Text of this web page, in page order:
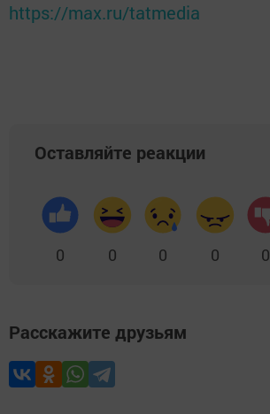
https://max.ru/tatmedia
Оставляйте реакции
0 0 0 0 0
Расскажите друзьям